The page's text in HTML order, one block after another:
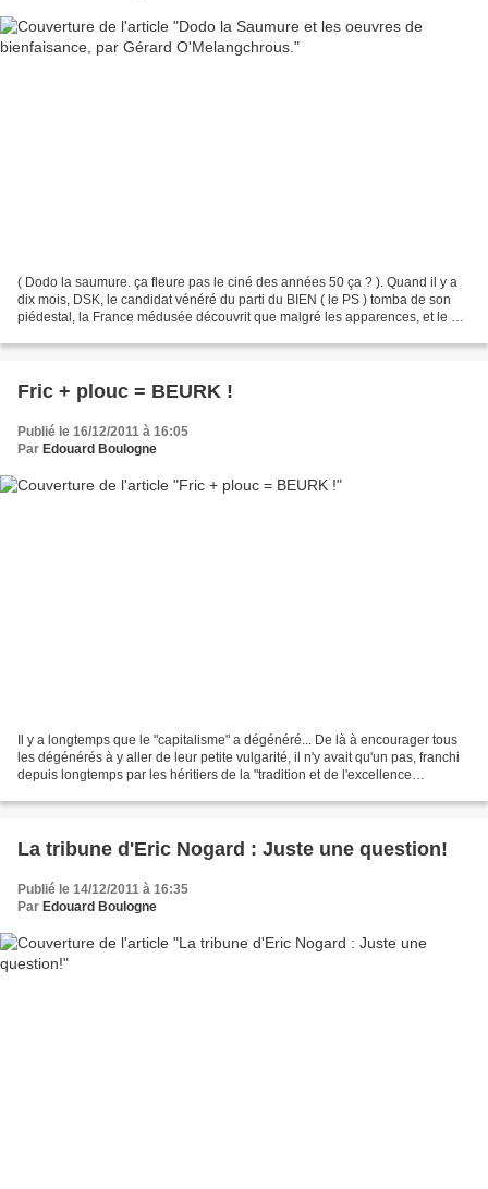
( Dodo la saumure. ça fleure pas le ciné des années 50 ça ? ). Quand il y a
dix mois, DSK, le candidat vénéré du parti du BIEN ( le PS ) tomba de son
piédestal, la France médusée découvrit que malgré les apparences, et le bla
Fric + plouc = BEURK !
Publié le 16/12/2011 à 16:05
Par Edouard Boulogne
Il y a longtemps que le "capitalisme" a dégénéré... De là à encourager tous
les dégénérés à y aller de leur petite vulgarité, il n'y avait qu'un pas, franchi
depuis longtemps par les héritiers de la "tradition et de l'excellence
La tribune d'Eric Nogard : Juste une question!
Publié le 14/12/2011 à 16:35
Par Edouard Boulogne